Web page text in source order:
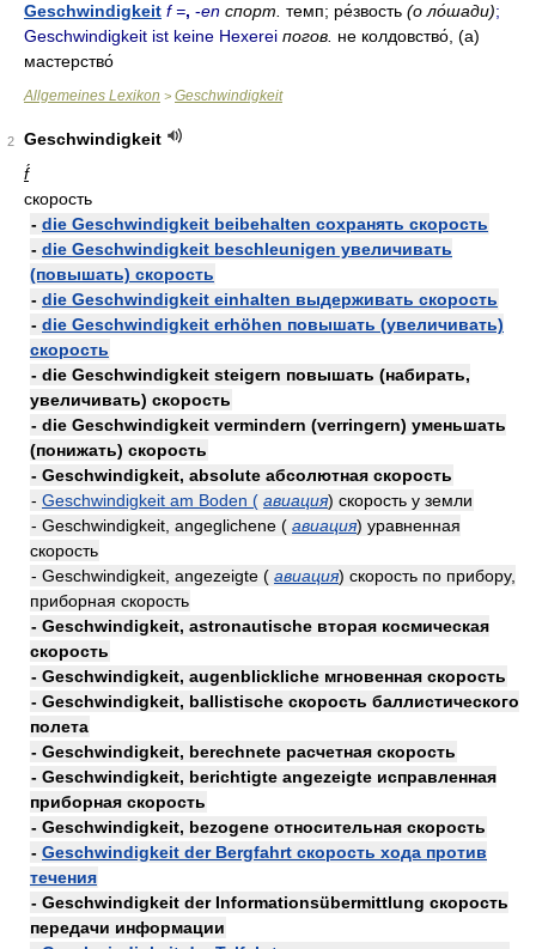
Geschwindigkeit f =, -en спорт. темп; ре́звость (о ло́шади);
Geschwindigkeit ist keine Hexerei погов. не колдовство́, (а)
мастерство́
Allgemeines Lexikon > Geschwindigkeit
2
Geschwindigkeit
f́
скорость
- die Geschwindigkeit beibehalten сохранять скорость
- die Geschwindigkeit beschleunigen увеличивать
(повышать) скорость
- die Geschwindigkeit einhalten выдерживать скорость
- die Geschwindigkeit erhöhen повышать (увеличивать)
скорость
- die Geschwindigkeit steigern повышать (набирать,
увеличивать) скорость
- die Geschwindigkeit vermindern (verringern) уменьшать
(понижать) скорость
- Geschwindigkeit, absolute абсолютная скорость
- Geschwindigkeit am Boden ( авиация) скорость у земли
- Geschwindigkeit, angeglichene ( авиация) уравненная
скорость
- Geschwindigkeit, angezeigte ( авиация) скорость по прибору,
приборная скорость
- Geschwindigkeit, astronautische вторая космическая
скорость
- Geschwindigkeit, augenblickliche мгновенная скорость
- Geschwindigkeit, ballistische скорость баллистического
полета
- Geschwindigkeit, berechnete расчетная скорость
- Geschwindigkeit, berichtigte angezeigte исправленная
приборная скорость
- Geschwindigkeit, bezogene относительная скорость
- Geschwindigkeit der Bergfahrt скорость хода против
течения
- Geschwindigkeit der Informationsübermittlung скорость
передачи информации